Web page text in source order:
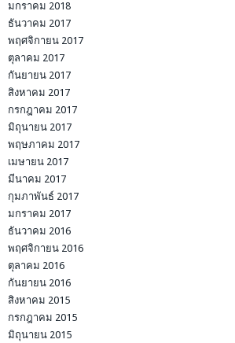
มกราคม 2018
ธันวาคม 2017
พฤศจิกายน 2017
ตุลาคม 2017
กันยายน 2017
สิงหาคม 2017
กรกฎาคม 2017
มิถุนายน 2017
พฤษภาคม 2017
เมษายน 2017
มีนาคม 2017
กุมภาพันธ์ 2017
มกราคม 2017
ธันวาคม 2016
พฤศจิกายน 2016
ตุลาคม 2016
กันยายน 2016
สิงหาคม 2015
กรกฎาคม 2015
มิถุนายน 2015